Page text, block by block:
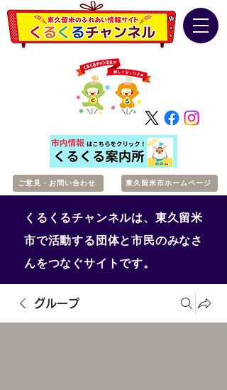
ご意見・お問い合わせ 東久留米市ホームページ
くるくるチャンネルは、東久留米
市で活動する団体と市民のみなさ
んをつなぐサイトです。
グループ